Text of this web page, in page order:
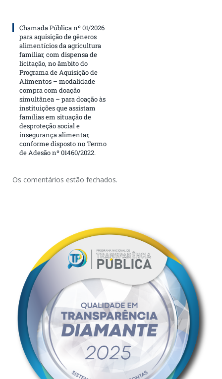
Chamada Pública nº 01/2026
para aquisição de gêneros
alimentícios da agricultura
familiar, com dispensa de
licitação, no âmbito do
Programa de Aquisição de
Alimentos – modalidade
compra com doação
simultânea – para doação às
instituições que assistam
famílias em situação de
desproteção social e
insegurança alimentar,
conforme disposto no Termo
de Adesão nº 01460/2022.
Os comentários estão fechados.